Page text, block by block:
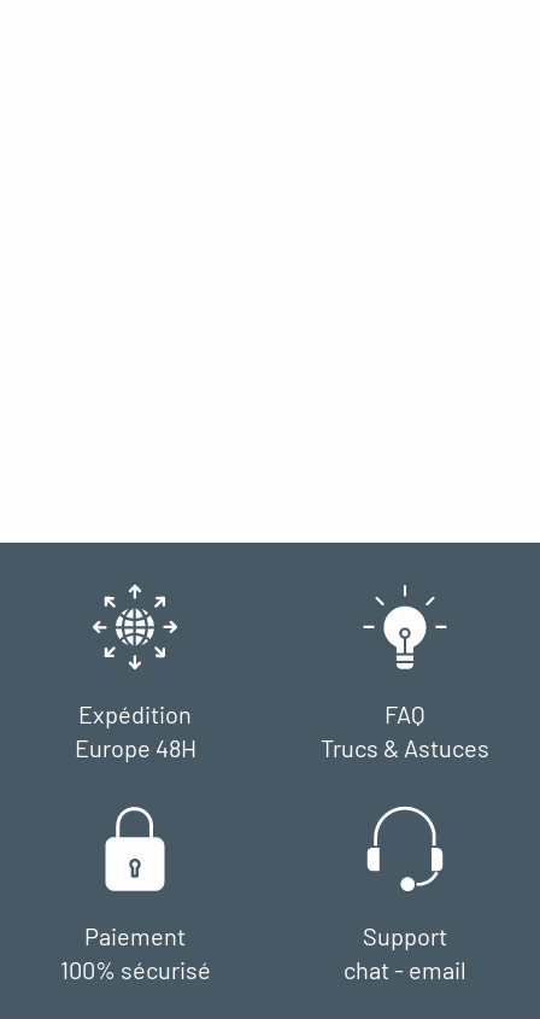
Expédition
Europe 48H
FAQ
Trucs & Astuces
Paiement
100% sécurisé
Support
chat - email